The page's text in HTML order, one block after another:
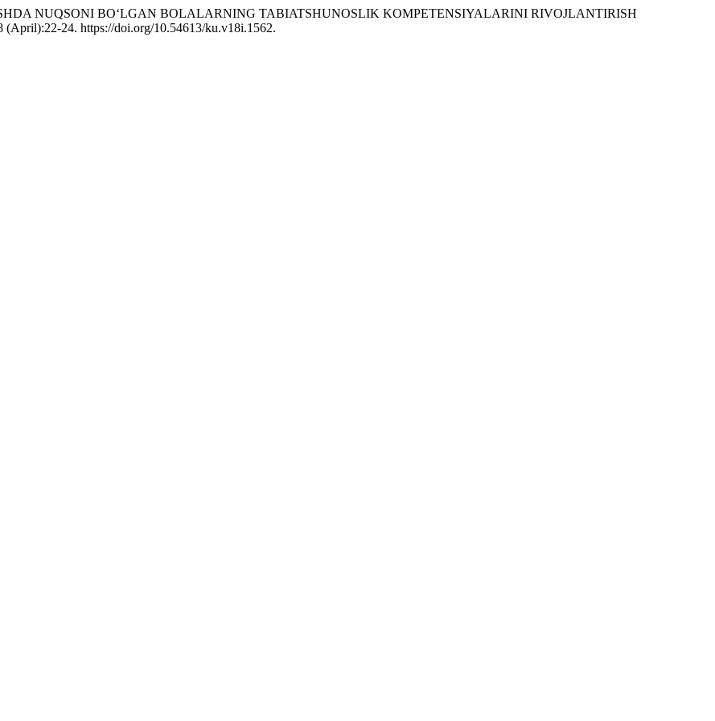
NUQSONI BOʻLGAN BOLALARNING TABIATSHUNOSLIK KOMPETENSIYALARINI RIVOJLANTIRISH
(April):22-24. https://doi.org/10.54613/ku.v18i.1562.